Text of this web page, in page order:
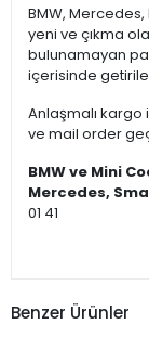
BMW,
yeni ve çıkma
bulunamayan
içerisinde
Anlaşmalı kargo
ve mail order
BMW ve Mini
Mercedes,
01 41
Benzer Ürünler